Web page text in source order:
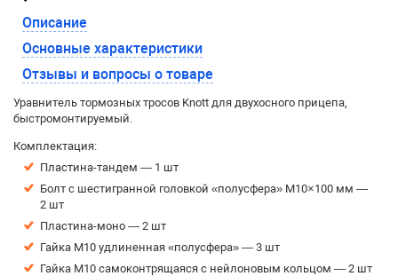
Описание
Основные характеристики
Отзывы и вопросы о товаре
Уравнитель тормозных тросов Knott для двухосного прицепа,
быстромонтируемый.
Комплектация:
Пластина-тандем — 1 шт
Болт с шестигранной головкой «полусфера» М10×100 мм —
2 шт
Пластина-моно — 2 шт
Гайка М10 удлиненная «полусфера» — 3 шт
Гайка М10 самоконтрящаяся с нейлоновым кольцом — 2 шт